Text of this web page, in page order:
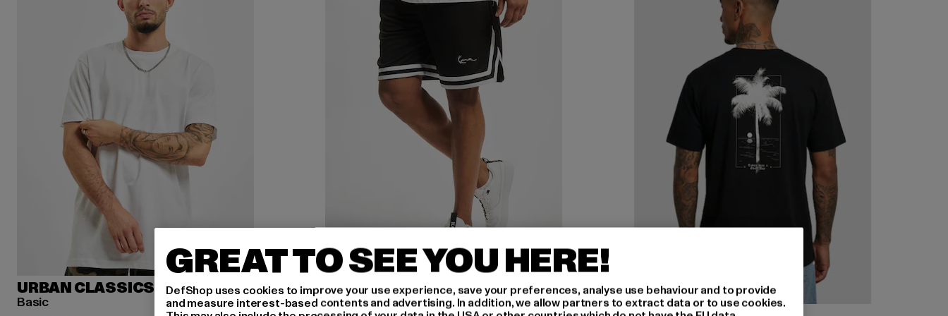
URBAN CLASSICS
Basic
KARL KANI
Signature Mesh
GREAT TO SEE YOU HERE!
DefShop uses cookies to improve your use experience, save your preferences, analyse use behaviour and to provide
and measure interest-based contents and advertising. In addition, we allow partners to extract data or to use cookies.